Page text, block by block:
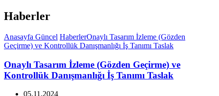
Haberler
Anasayfa Güncel HaberlerOnaylı Tasarım İzleme (Gözden
Geçirme) ve Kontrollük Danışmanlığı İş Tanımı Taslak
Onaylı Tasarım İzleme (Gözden Geçirme) ve
Kontrollük Danışmanlığı İş Tanımı Taslak
05.11.2024